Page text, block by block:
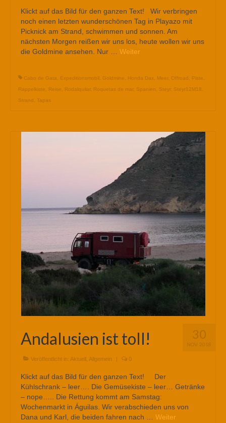
Klickt auf das Bild für den ganzen Text! Wir verbringen
noch einen letzten wunderschönen Tag in Playazo mit
Picknick am Strand, schwimmen und sonnen. Am
nächsten Morgen reißen wir uns los, heute wollen wir uns
die Goldmine ansehen. Nur … Weiter
Cabo de Gata Expeditionsmobil Goldmine Honda Dax Meer, Offroad Piste
Rappelkiste
Reise Rodalquilar, Roquetas de mar, Spanien Steyr, Steyr12M18
Strand
Tapas
30
NOV. 2018
Andalusien ist toll!
Veröffentlicht in: Aktuell Allgemein | 0
Klickt auf das Bild für den ganzen Text! Der
Kühlschrank – leer…. Die Gemüsekiste – leer… Getränke
– nope….. Die Rettung kommt am Samstag:
Wochenmarkt in Águilas. Wir verabschieden uns von
Dana und Karl, die beiden fahren nach … Weiter